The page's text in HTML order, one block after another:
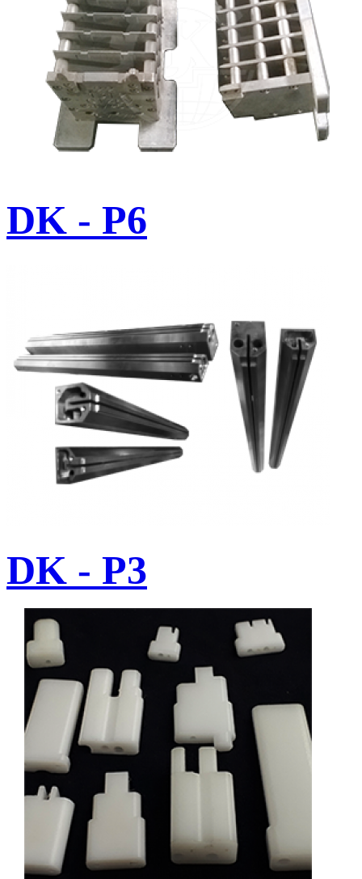
DK - P6
DK - P3